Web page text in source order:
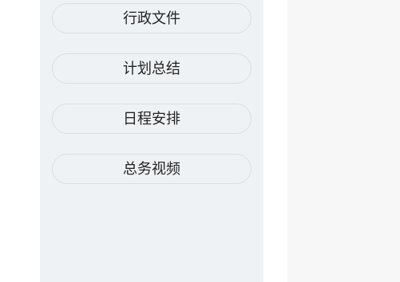
行政文件
计划总结
日程安排
总务视频